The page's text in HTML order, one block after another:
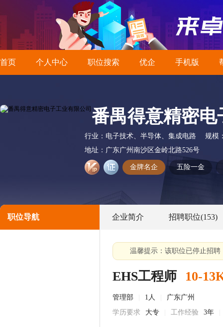
首页 个人中心 职位搜索 优企 手机版
番禺得意精密
行业： 电子技术、半导体、集成电路
规模
地址： 广东广州南沙区金岭北路526号
金牌名企 五险一金
职位导航 企业简介 招聘职位(153)
温馨提示：该职位已停止招
EHS工程师 10-
管理部 1人
广东广州
学历要求
大专 工作经验 3年